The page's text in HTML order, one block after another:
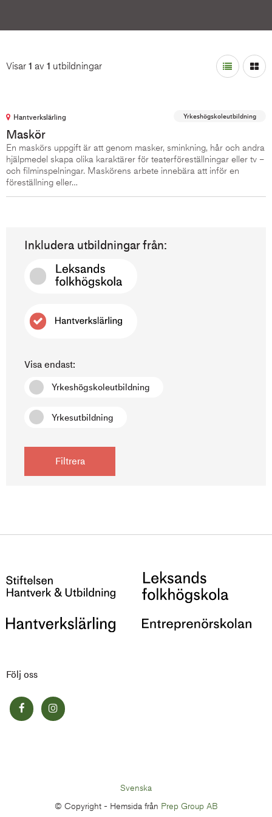
Visar 1 av 1 utbildningar
Layout:
Hantverkslärling Yrkeshögskoleutbildning
Maskör
En maskörs uppgift är att genom masker, sminkning, hår och andra
hjälpmedel skapa olika karaktärer för teaterföreställningar eller tv –
och filminspelningar. Maskörens arbete innebära att inför en
föreställning eller…
Inkludera utbildningar från:
Visa endast:
Yrkeshögskoleutbildning
Yrkesutbildning
Följ oss
Svenska
© Copyright - Hemsida från Prep Group AB